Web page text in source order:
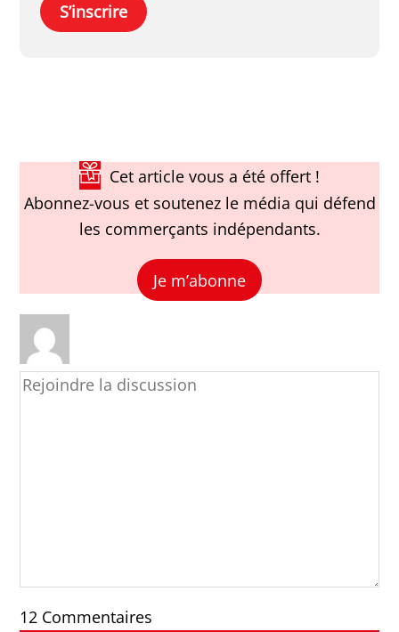
S’inscrire
Cet article vous a été offert !
Abonnez-vous et soutenez le média qui défend
les commerçants indépendants.
Je m’abonne
12 Commentaires